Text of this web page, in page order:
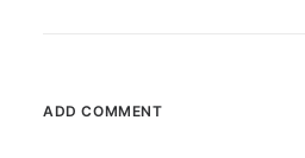
ADD COMMENT